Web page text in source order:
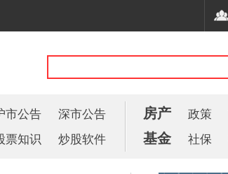
市公告 深市公告
票知识 炒股软件
房产 政策
基金 社保